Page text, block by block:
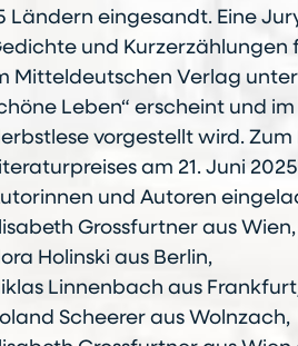
Ländern eingesandt. Eine
und Kurzerzählungen
Mitteldeutschen Verlag
Leben“ erscheint und
vorgestellt wird.
am 21. Juni
und Autoren
Grossfurtner aus Wien,
Holinski aus Berlin,
Linnenbach aus
Scheerer aus Wolnzach,